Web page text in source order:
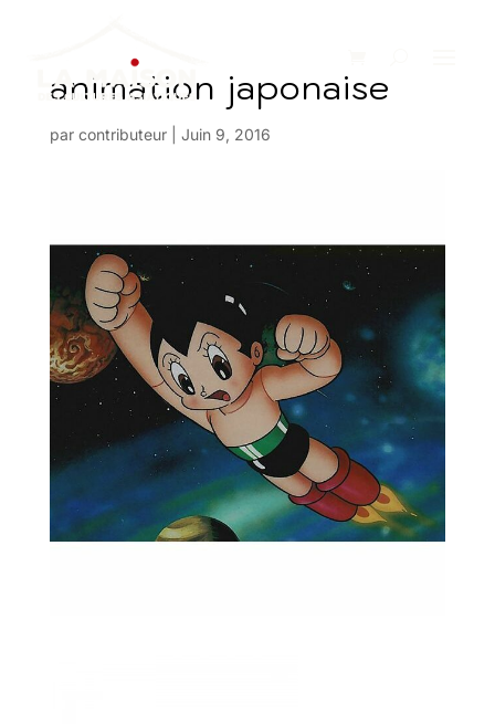
animation japonaise
par contributeur| Juin 9, 2016